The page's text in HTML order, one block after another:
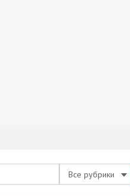
Все рубрики